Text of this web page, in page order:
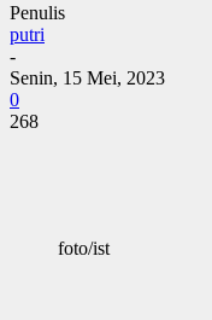
Penulis
putri
-
Senin, 15 Mei, 2023
0
268
foto/ist